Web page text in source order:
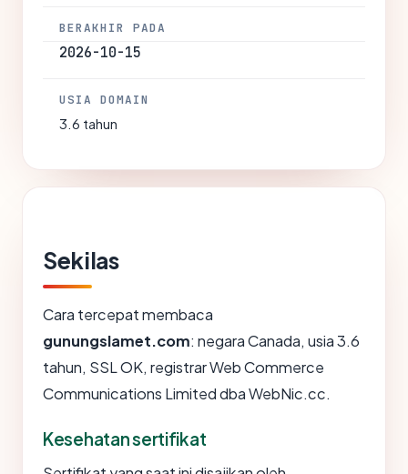
BERAKHIR PADA
2026-10-15
USIA DOMAIN
3.6 tahun
Sekilas
Cara tercepat membaca
gunungslamet.com: negara Canada, usia 3.6
tahun, SSL OK, registrar Web Commerce
Communications Limited dba WebNic.cc.
Kesehatan sertifikat